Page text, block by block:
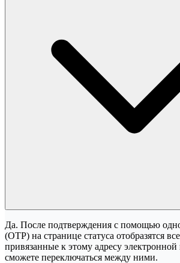
Да. После подтверждения с помощью
(OTP) на странице статуса отобразятся
привязанные к этому адресу
сможете переключаться между ними.